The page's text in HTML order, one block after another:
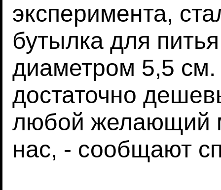
эксперимента,
бутылка для
диаметром 5,5 см.
достаточно
любой желающий
нас, - сообщают